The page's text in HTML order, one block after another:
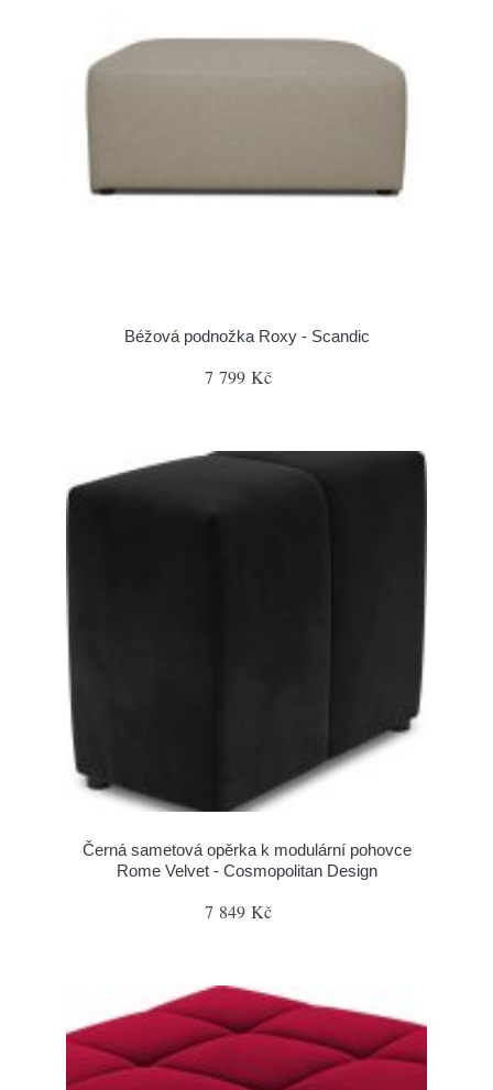
Béžová podnožka Roxy - Scandic
7 799 Kč
Černá sametová opěrka k modulární pohovce
Rome Velvet - Cosmopolitan Design
7 849 Kč